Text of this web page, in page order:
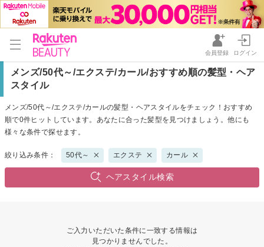
会員登録 ログイン
メンズ/50代～/エクステ/カール/おすすめ順の髪型・ヘア
スタイル
メンズ/50代～/エクステ/カールの髪型・ヘアスタイルをチェック！おすすめ
順で0件ヒットしています。あなたに合った髪型を見つけましょう。他にも
様々な条件で探せます。
絞り込み条件： 50代～ エクステ カール
ヘアスタイル検索
ご入力いただいた条件に一致する情報は
見つかりませんでした。